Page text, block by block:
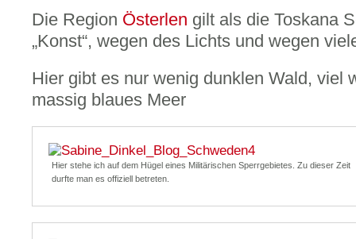
Die Region Österlen gilt als die Toskana
„Konst“, wegen des Lichts und wegen
Hier gibt es nur wenig dunklen Wald, viel
massig blaues Meer
Hier stehe ich auf dem Hügel eines Militärischen Sperrgebietes. Zu dieser Zeit
durfte man es offiziell betreten.